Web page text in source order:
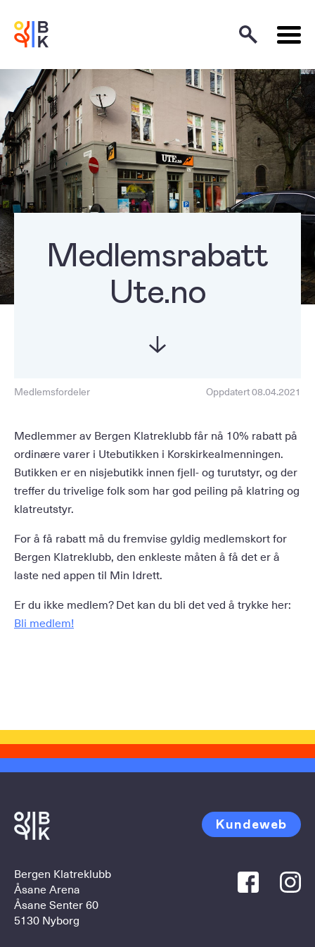
Medlemsrabatt
Ute.no
Medlemsfordeler Oppdatert 08.04.2021
Medlemmer av Bergen Klatreklubb får nå 10% rabatt på
ordinære varer i Utebutikken i Korskirkealmenningen.
Butikken er en nisjebutikk innen fjell- og turutstyr, og der
treffer du trivelige folk som har god peiling på klatring og
klatreutstyr.
For å få rabatt må du fremvise gyldig medlemskort for
Bergen Klatreklubb, den enkleste måten å få det er å
laste ned appen til Min Idrett.
Er du ikke medlem? Det kan du bli det ved å trykke her:
Bli medlem!
Bergen Klatreklubb
Åsane Arena
Åsane Senter 60
5130 Nyborg
Kundeweb